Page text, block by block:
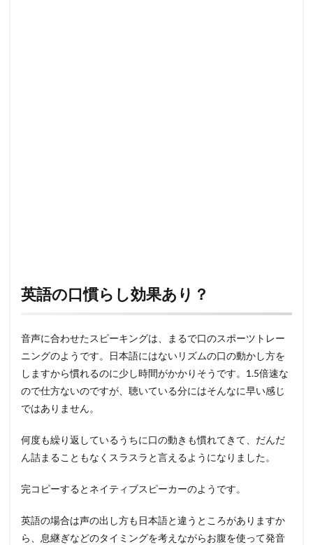
英語の口慣らし効果あり？
音声に合わせたスピーキングは、まるで口のスポーツトレー
ニングのようです。日本語にはないリズムの口の動かし方を
しますから慣れるのに少し時間がかかりそうです。1.5倍速な
ので仕方ないのですが、聴いている分にはそんなに早い感じ
ではありません。
何度も繰り返しているうちに口の動きも慣れてきて、だんだ
ん詰まることもなくスラスラと言えるようになりました。
完コピーするとネイティブスピーカーのようです。
英語の場合は声の出し方も日本語と違うところがありますか
ら、息継ぎなどのタイミングを考えながらお腹を使って発音